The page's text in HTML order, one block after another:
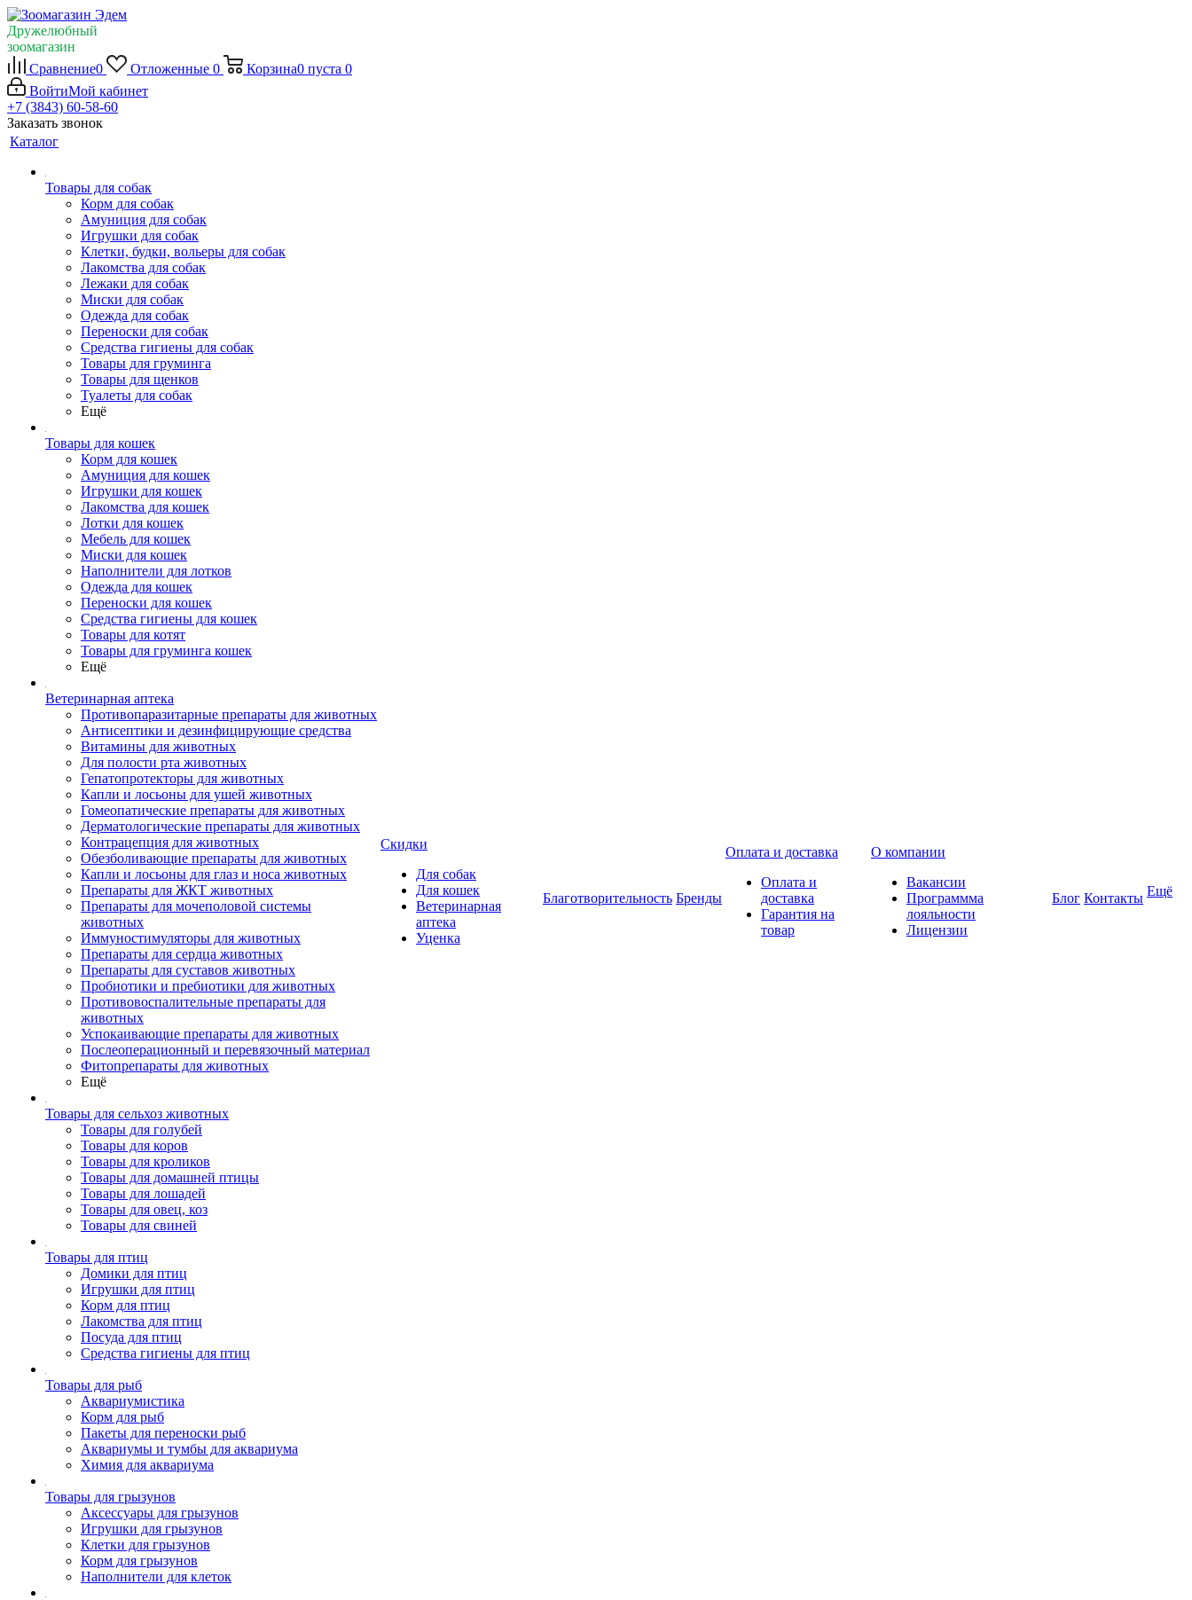
Дружелюбный
зоомагазин
Сравнение0 Отложенные 0 Корзина0 пуста 0
ВойтиМой кабинет
+7 (3843) 60-58-60
Заказать звонок
Каталог
Товары для собак
Корм для собак
Амуниция для собак
Игрушки для собак
Клетки, будки, вольеры для собак
Лакомства для собак
Лежаки для собак
Миски для собак
Одежда для собак
Переноски для собак
Средства гигиены для собак
Товары для груминга
Товары для щенков
Туалеты для собак
Ещё
Товары для кошек
Корм для кошек
Амуниция для кошек
Игрушки для кошек
Лакомства для кошек
Лотки для кошек
Мебель для кошек
Миски для кошек
Наполнители для лотков
Одежда для кошек
Переноски для кошек
Средства гигиены для кошек
Товары для котят
Товары для груминга кошек
Ещё
Ветеринарная аптека
Противопаразитарные препараты для животных
Антисептики и дезинфицирующие средства
Витамины для животных
Для полости рта животных
Гепатопротекторы для животных
Капли и лосьоны для ушей животных
Гомеопатические препараты для животных
Дерматологические препараты для животных
Контрацепция для животных
Обезболивающие препараты для животных
Капли и лосьоны для глаз и носа животных
Препараты для ЖКТ животных
Препараты для мочеполовой системы
животных
Иммуностимуляторы для животных
Препараты для сердца животных
Препараты для суставов животных
Пробиотики и пребиотики для животных
Противовоспалительные препараты для
животных
Успокаивающие препараты для животных
Послеоперационный и перевязочный материал
Фитопрепараты для животных
Ещё
Товары для сельхоз животных
Товары для голубей
Товары для коров
Товары для кроликов
Товары для домашней птицы
Товары для лошадей
Товары для овец, коз
Товары для свиней
Товары для птиц
Домики для птиц
Игрушки для птиц
Корм для птиц
Лакомства для птиц
Посуда для птиц
Средства гигиены для птиц
Товары для рыб
Аквариумистика
Корм для рыб
Пакеты для переноски рыб
Аквариумы и тумбы для аквариума
Химия для аквариума
Товары для грызунов
Аксессуары для грызунов
Игрушки для грызунов
Клетки для грызунов
Корм для грызунов
Наполнители для клеток
Скидки
Для собак
Для кошек
Ветеринарная
аптека
Уценка
Благотворительность Бренды
Оплата и доставка
Оплата и
доставка
Гарантия на
товар
О компании
Вакансии
Программма
лояльности
Лицензии
Блог Контакты Ещё